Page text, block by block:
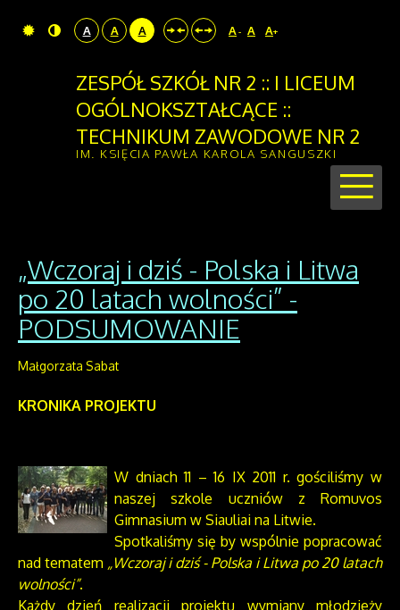
A A A A- A A+
ZESPÓŁ SZKÓŁ NR 2 :: I LICEUM
OGÓLNOKSZTAŁCĄCE ::
TECHNIKUM ZAWODOWE NR 2
IM. KSIĘCIA PAWŁA KAROLA SANGUSZKI
„Wczoraj i dziś - Polska i Litwa
po 20 latach wolności” -
PODSUMOWANIE
Małgorzata Sabat
KRONIKA PROJEKTU
W dniach 11 – 16 IX 2011 r. gościliśmy w
naszej szkole uczniów z Romuvos
Gimnasium w Siauliai na Litwie.
Spotkaliśmy się by wspólnie popracować
nad tematem „Wczoraj i dziś - Polska i Litwa po 20 latach
wolności”.
Każdy dzień realizacji projektu wymiany młodzieży